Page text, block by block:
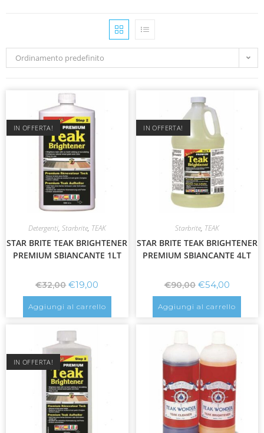
Ordinamento predefinito
IN OFFERTA!
Detergenti, Starbrite, TEAK
STAR BRITE TEAK BRIGHTENER
PREMIUM SBIANCANTE 1LT
€32,00 €19,00
Aggiungi al carrello
IN OFFERTA!
Starbrite, TEAK
STAR BRITE TEAK BRIGHTENER
PREMIUM SBIANCANTE 4LT
€90,00 €54,00
Aggiungi al carrello
IN OFFERTA!